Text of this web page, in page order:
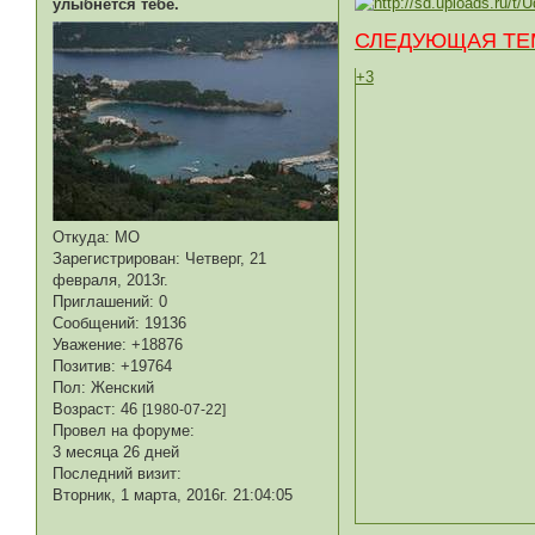
улыбнется тебе.
Откуда: МО
Зарегистрирован: Четверг, 21
февраля, 2013г.
Приглашений: 0
Сообщений: 19136
Уважение: +18876
Позитив: +19764
Пол: Женский
Возраст: 46[1980-07-22]
Провел на форуме:
3 месяца 26 дней
Последний визит:
Вторник, 1 марта, 2016г. 21:04:05
СЛЕДУЮЩАЯ
+3